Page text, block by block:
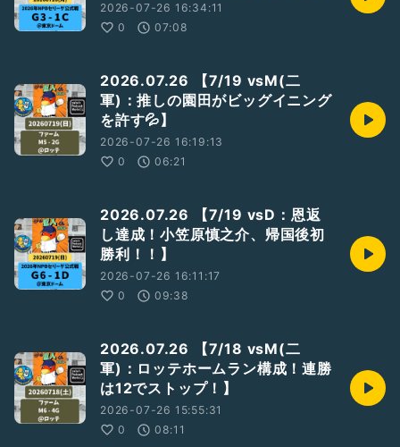
2026-07-26 16:34:11
0
07:08
2026.07.26 【7/19 vsM(二
軍)：推しの園田がビッグイニング
を許す💦】
2026-07-26 16:19:13
0
06:21
2026.07.26 【7/19 vsD：恩返
し達成！小笠原慎之介、帰国後初
勝利！！】
2026-07-26 16:11:17
0
09:38
2026.07.26 【7/18 vsM(二
軍)：ロッテホームラン構成！連勝
は12でストップ！】
2026-07-26 15:55:31
0
08:11